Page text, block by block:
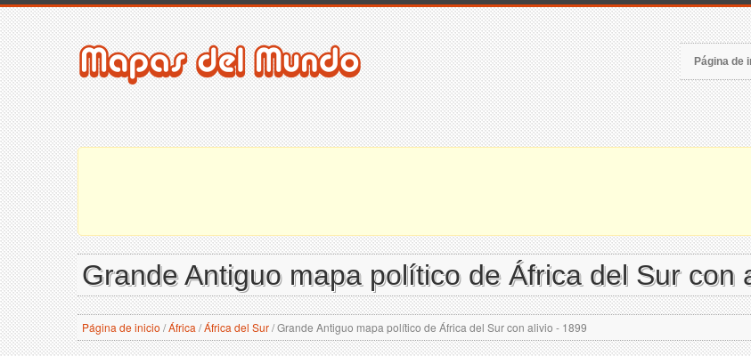
Página de
Grande Antiguo mapa político de África del Sur con
Página de inicio /África /África del Sur/Grande Antiguo mapa político de África del Sur con alivio - 1899